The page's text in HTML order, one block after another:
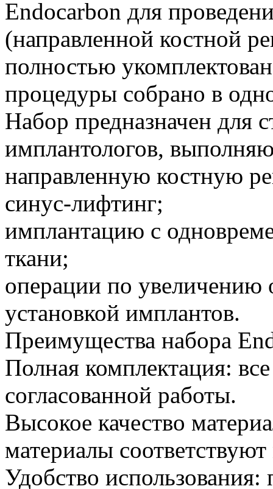
Endocarbon для
(направленной костной
полностью
процедуры собрано в
Набор предназначен для
имплантологов,
направленную костную
синус‑лифтинг;
имплантацию с
ткани;
операции по увеличению
установкой имплантов.
Преимущества набора
Полная комплектация:
согласованной работы.
Высокое качество
материалы
Удобство